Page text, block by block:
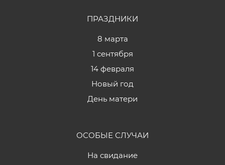
ПРАЗДНИКИ
8 марта
1 сентября
14 февраля
Новый год
День матери
ОСОБЫЕ СЛУЧАИ
На свидание